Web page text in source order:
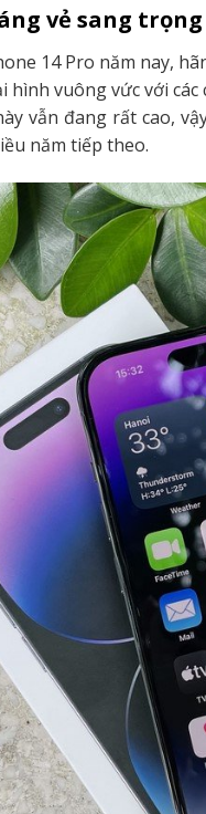
vẻ sang
14 Pro năm nay,
vuông vức với
vẫn đang rất cao,
năm tiếp theo.